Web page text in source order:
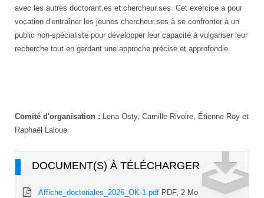
avec les autres doctorant.es et chercheur.ses. Cet exercice a pour
vocation d'entraîner les jeunes chercheur.ses à se confronter à un
public non-spécialiste pour développer leur capacité à vulgariser leur
recherche tout en gardant une approche précise et approfondie.
Comité d'organisation : Lena Osty, Camille Rivoire, Étienne Roy et
Raphaël Laloue
DOCUMENT(S) À TÉLÉCHARGER
Affiche_doctoriales_2026_OK-1.pdf PDF, 2 Mo